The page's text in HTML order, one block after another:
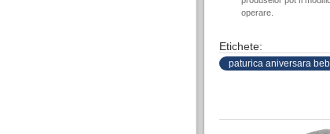
operare.
Etichete:
paturica aniversara